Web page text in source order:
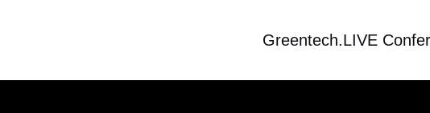
Greentech.LIVE